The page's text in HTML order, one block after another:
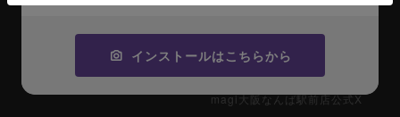
デュエマ海外版
magi大阪なんば駅前店公式X
インストールはこちらから